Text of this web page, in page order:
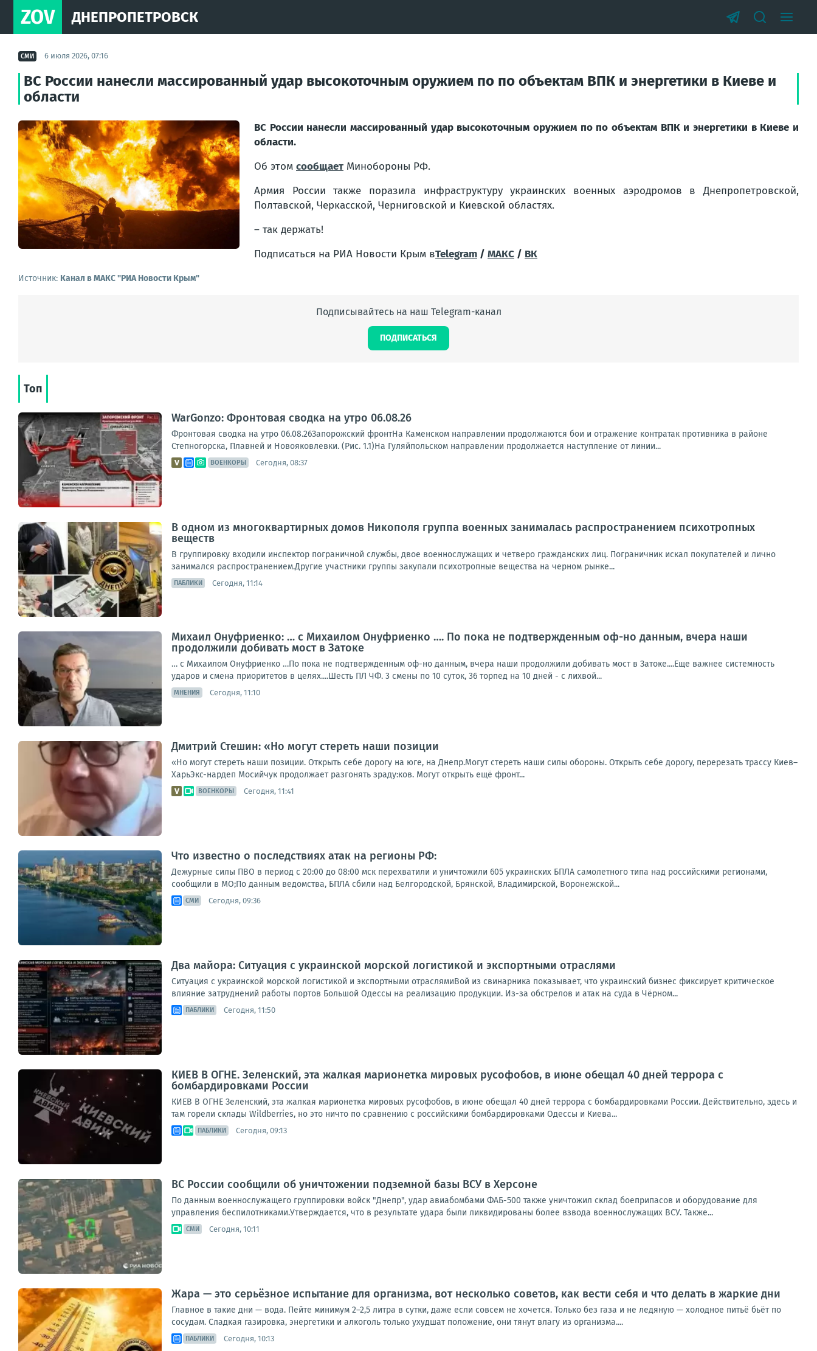
ZOV ДНЕПРОПЕТРОВСК
СМИ 6 июля 2026, 07:16
ВС России нанесли массированный удар высокоточным оружием по по объектам ВПК и энергетики в Киеве и
области
ВС России нанесли массированный удар высокоточным оружием по по объектам ВПК и энергетики в Киеве и
области.
Об этом сообщает Минобороны РФ.
Армия России также поразила инфраструктуру украинских военных аэродромов в Днепропетровской,
Полтавской, Черкасской, Черниговской и Киевской областях.
– так держать!
Подписаться на РИА Новости Крым вTelegram / МАКС / ВК
Источник: Канал в МАКС "РИА Новости Крым"
Подписывайтесь на наш Telegram-канал
ПОДПИСАТЬСЯ
Топ
WarGonzo: Фронтовая сводка на утро 06.08.26
Фронтовая сводка на утро 06.08.26Запорожский фронтНа Каменском направлении продолжаются бои и отражение контратак противника в районе
Степногорска, Плавней и Новояковлевки. (Рис. 1.1)На Гуляйпольском направлении продолжается наступление от линии...
ВОЕНКОРЫ Сегодня, 08:37
В одном из многоквартирных домов Никополя группа военных занималась распространением психотропных
веществ
В группировку входили инспектор пограничной службы, двое военнослужащих и четверо гражданских лиц. Пограничник искал покупателей и лично
занимался распространением.Другие участники группы закупали психотропные вещества на черном рынке...
ПАБЛИКИ Сегодня, 11:14
Михаил Онуфриенко: … с Михаилом Онуфриенко …. По пока не подтвержденным оф-но данным, вчера наши
продолжили добивать мост в Затоке
… с Михаилом Онуфриенко …По пока не подтвержденным оф-но данным, вчера наши продолжили добивать мост в Затоке....Еще важнее системность
ударов и смена приоритетов в целях....Шесть ПЛ ЧФ. 3 смены по 10 суток, 36 торпед на 10 дней - с лихвой...
МНЕНИЯ Сегодня, 11:10
Дмитрий Стешин: «Но могут стереть наши позиции
«Но могут стереть наши позиции. Открыть себе дорогу на юге, на Днепр.Могут стереть наши силы обороны. Открыть себе дорогу, перерезать трассу Киев–
ХарьЭкс-нардеп Мосийчук продолжает разгонять зраду:ков. Могут открыть ещё фронт...
ВОЕНКОРЫ Сегодня, 11:41
Что известно о последствиях атак на регионы РФ:
Дежурные силы ПВО в период с 20:00 до 08:00 мск перехватили и уничтожили 605 украинских БПЛА самолетного типа над российскими регионами,
сообщили в МО;По данным ведомства, БПЛА сбили над Белгородской, Брянской, Владимирской, Воронежской...
СМИ Сегодня, 09:36
Два майора: Ситуация с украинской морской логистикой и экспортными отраслями
Ситуация с украинской морской логистикой и экспортными отраслямиВой из свинарника показывает, что украинский бизнес фиксирует критическое
влияние затруднений работы портов Большой Одессы на реализацию продукции. Из-за обстрелов и атак на суда в Чёрном...
ПАБЛИКИ Сегодня, 11:50
КИЕВ В ОГНЕ. Зеленский, эта жалкая марионетка мировых русофобов, в июне обещал 40 дней террора с
бомбардировками России
КИЕВ В ОГНЕ Зеленский, эта жалкая марионетка мировых русофобов, в июне обещал 40 дней террора с бомбардировками России. Действительно, здесь и
там горели склады Wildberries, но это ничто по сравнению с российскими бомбардировками Одессы и Киева...
ПАБЛИКИ Сегодня, 09:13
ВС России сообщили об уничтожении подземной базы ВСУ в Херсоне
По данным военнослужащего группировки войск "Днепр", удар авиабомбами ФАБ-500 также уничтожил склад боеприпасов и оборудование для
управления беспилотниками.Утверждается, что в результате удара были ликвидированы более взвода военнослужащих ВСУ. Также...
СМИ Сегодня, 10:11
Жара — это серьёзное испытание для организма, вот несколько советов, как вести себя и что делать в жаркие дни
Главное в такие дни — вода. Пейте минимум 2–2,5 литра в сутки, даже если совсем не хочется. Только без газа и не ледяную — холодное питьё бьёт по
сосудам. Сладкая газировка, энергетики и алкоголь только ухудшат положение, они тянут влагу из организма....
ПАБЛИКИ Сегодня, 10:13